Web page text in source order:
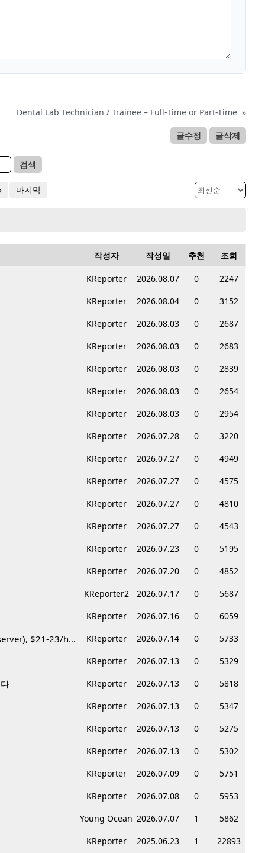
Dental Lab Technician / Trainee – Full-Time or Part-Time »
글수정 글삭제
검색
마지막
작성자 작성일 추천 조회
KReporter 2026.08.07 0
2247
KReporter
2026.08.04 0
3152
KReporter
2026.08.03 0
2687
KReporter
2026.08.03 0
2683
KReporter
2026.08.03 0
2839
KReporter
2026.08.03 0
2654
KReporter
2026.08.03 0
2954
KReporter
2026.07.28 0
3220
KReporter
2026.07.27 0
4949
KReporter
2026.07.27 0
4575
KReporter
2026.07.27 0
4810
KReporter
2026.07.27 0
4543
KReporter
2026.07.23 0
5195
KReporter
2026.07.20 0
4852
KReporter2
2026.07.17 0
5687
KReporter
2026.07.16 0 6059
Korean BBQ 레스토랑 서버 & 호스트 구합니다 – Federal Way & Tacoma $45-$60/hr (server), $21-23/hr (Host) KReporter 2026.07.14 0
5733
KReporter
2026.07.13 0 5329
KReporter 2026.07.13 0
5818
KReporter
2026.07.13 0
5347
KReporter
2026.07.13 0
5275
KReporter
2026.07.13 0
5302
KReporter
2026.07.09 0
5751
KReporter
2026.07.08 0
5953
Young Ocean 2026.07.07 1
5862
KReporter
2025.06.23 1
22893